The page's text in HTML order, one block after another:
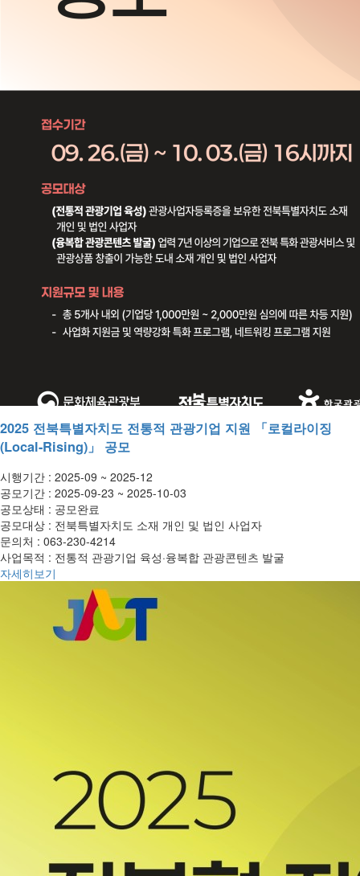
2025 전북특별자치도 전통적 관광기업 지원 「로컬라이징
(Local-Rising)」 공모
시행기간 : 2025-09 ~ 2025-12
공모기간 : 2025-09-23 ~ 2025-10-03
공모상태 : 공모완료
공모대상 : 전북특별자치도 소재 개인 및 법인 사업자
문의처 : 063-230-4214
사업목적 : 전통적 관광기업 육성·융복합 관광콘텐츠 발굴
자세히보기